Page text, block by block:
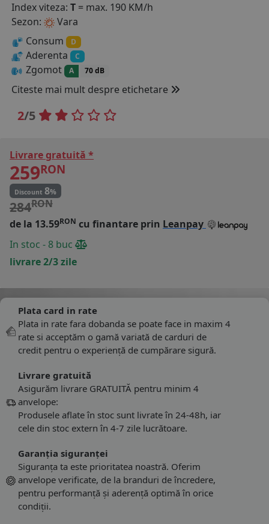
Index viteza: T = max. 190 KM/h
Sezon:
Vara
Consum
D
Aderenta C
Zgomot A 70 dB
Citeste mai mult despre etichetare
2/5
Livrare gratuită *
259RON
Discount 8%
284RON
de la 13.59RON cu finantare prin Leanpay
In stoc - 8 buc
livrare 2/3 zile
Plata card in rate
Plata in rate fara dobanda se poate face in maxim 4
rate si acceptăm o gamă variată de carduri de
credit pentru o experiență de cumpărare sigură.
Livrare gratuită
Asigurăm livrare GRATUITĂ pentru minim 4
anvelope:
Produsele aflate în stoc sunt livrate în 24-48h, iar
cele din stoc extern în 4-7 zile lucrătoare.
Garanția siguranței
Siguranța ta este prioritatea noastră. Oferim
anvelope verificate, de la branduri de încredere,
pentru performanță și aderență optimă în orice
condiții.